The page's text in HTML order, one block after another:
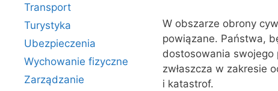
W obszarze obrony
powiązane. Państwa,
dostosowania
zwłaszcza w zakresie
i katastrof.
Transport
Turystyka
Ubezpieczenia
Wychowanie fizyczne
Zarządzanie